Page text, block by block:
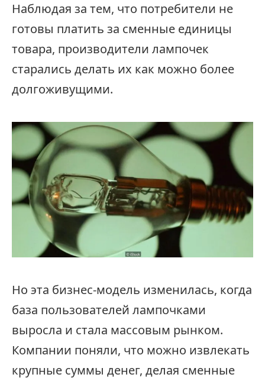
Наблюдая за тем, что потребители не
готовы платить за сменные единицы
товара, производители лампочек
старались делать их как можно более
долгоживущими.
Но эта бизнес-модель изменилась, когда
база пользователей лампочками
выросла и стала массовым рынком.
Компании поняли, что можно извлекать
крупные суммы денег, делая сменные